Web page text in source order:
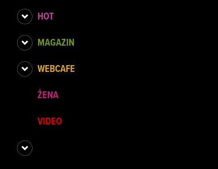
HOT
MAGAZIN
WEBCAFE
ŽENA
VIDEO